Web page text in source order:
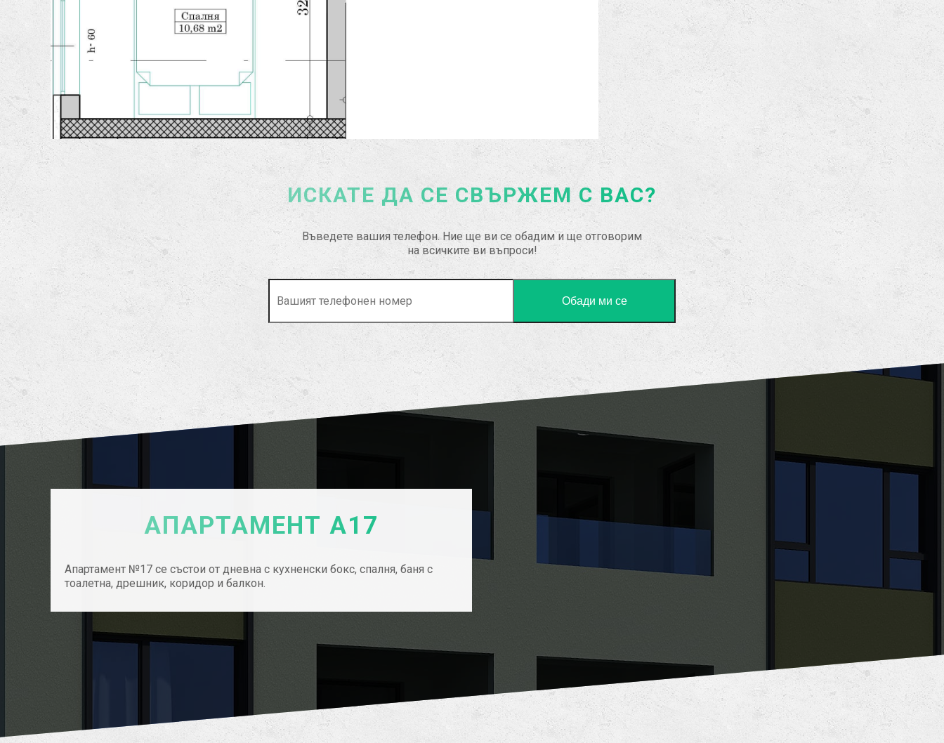
ИСКАТЕ ДА СЕ СВЪРЖЕМ С ВАС?
Въведете вашия телефон. Ние ще ви се обадим и ще отговорим
на всичките ви въпроси!
АПАРТАМЕНТ А17
Апартамент №17 се състои от дневна с кухненски бокс, спалня, баня с
тоалетна, дрешник, коридор и балкон.